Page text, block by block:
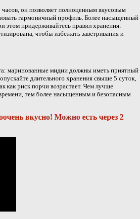
он позволяет полноценным вкусовым
гармоничный профиль. Более насыщенный
этом придерживайтесь правил хранения:
чтобы избежать заветривания и
маринованные мидии должны иметь приятный
длительного хранения свыше 5 суток,
как риск порчи возрастает. Чем лучше
тем более насыщенным и безопасным
вкусно! Можно есть через 2